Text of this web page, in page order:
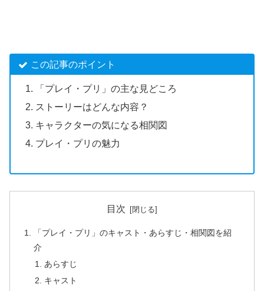
この記事のポイント
「プレイ・プリ」の主な見どころ
ストーリーはどんな内容？
キャラクターの気になる相関図
プレイ・プリの魅力
目次
「プレイ・プリ」のキャスト・あらすじ・相関図を紹
介
あらすじ
キャスト